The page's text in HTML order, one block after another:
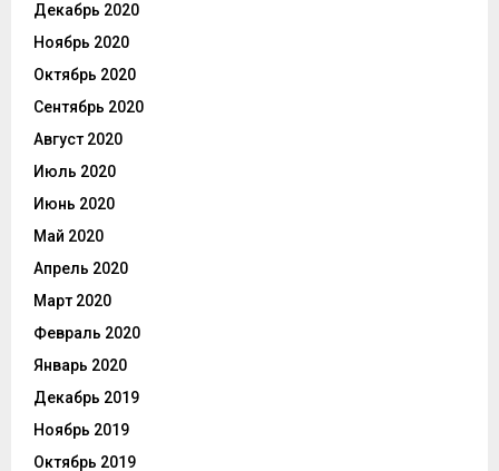
Декабрь 2020
Ноябрь 2020
Октябрь 2020
Сентябрь 2020
Август 2020
Июль 2020
Июнь 2020
Май 2020
Апрель 2020
Март 2020
Февраль 2020
Январь 2020
Декабрь 2019
Ноябрь 2019
Октябрь 2019